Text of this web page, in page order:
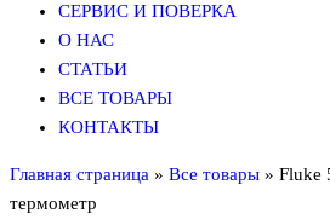
СЕРВИС И ПОВЕРКА
О НАС
СТАТЬИ
ВСЕ ТОВАРЫ
КОНТАКТЫ
Главная страница » Все товары » Fluke
термометр